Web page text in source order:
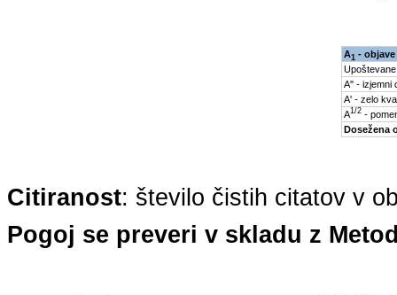
A1 - objave
A'' - izjemni
A' - zelo
A1/2-
Dosežena
Citiranost: število čistih citatov v
Pogoj se preveri v skladu z